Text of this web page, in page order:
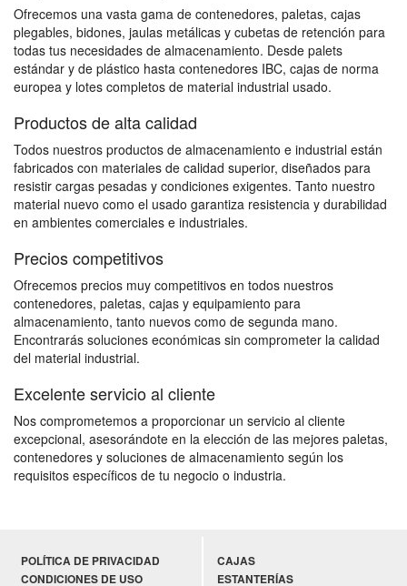
Ofrecemos una vasta gama de contenedores, paletas, cajas
plegables, bidones, jaulas metálicas y cubetas de retención para
todas tus necesidades de almacenamiento. Desde palets
estándar y de plástico hasta contenedores IBC, cajas de norma
europea y lotes completos de material industrial usado.
Productos de alta calidad
Todos nuestros productos de almacenamiento e industrial están
fabricados con materiales de calidad superior, diseñados para
resistir cargas pesadas y condiciones exigentes. Tanto nuestro
material nuevo como el usado garantiza resistencia y durabilidad
en ambientes comerciales e industriales.
Precios competitivos
Ofrecemos precios muy competitivos en todos nuestros
contenedores, paletas, cajas y equipamiento para
almacenamiento, tanto nuevos como de segunda mano.
Encontrarás soluciones económicas sin comprometer la calidad
del material industrial.
Excelente servicio al cliente
Nos comprometemos a proporcionar un servicio al cliente
excepcional, asesorándote en la elección de las mejores paletas,
contenedores y soluciones de almacenamiento según los
requisitos específicos de tu negocio o industria.
POLÍTICA DE PRIVACIDAD
CONDICIONES DE USO
CAJAS
ESTANTERÍAS